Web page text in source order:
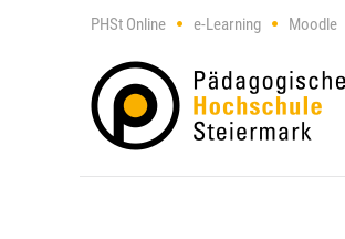
PHSt Online e-Learning Moodle